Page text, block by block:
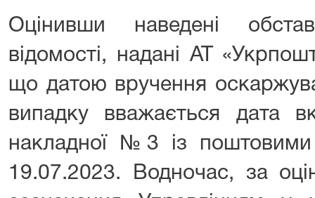
Оцінивши наведені
відомості, надані АТ
що датою вручення
випадку вважається дата
накладної №3 із
19.07.2023. Водночас, за